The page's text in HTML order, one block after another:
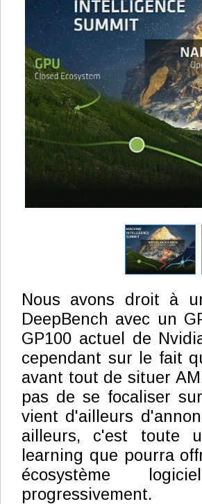
Nous avons droit à
DeepBench avec un
GP100 actuel de
cependant sur le fait
avant tout de situer
pas de se focaliser
vient d'ailleurs
ailleurs, c'est toute
learning que pourra
écosystème
progressivement.